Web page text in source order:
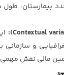
بیمارستان،
و سازمانی
مالی نقش